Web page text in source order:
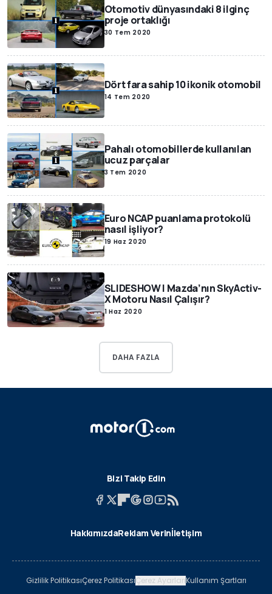
Otomotiv dünyasındaki 8 ilginç
proje ortaklığı
30 Tem 2020
Dört fara sahip 10 ikonik otomobil
14 Tem 2020
Pahalı otomobillerde kullanılan
ucuz parçalar
3 Tem 2020
Euro NCAP puanlama protokolü
nasıl işliyor?
19 Haz 2020
SLIDESHOW | Mazda’nın SkyActiv-
X Motoru Nasıl Çalışır?
1 Haz 2020
DAHA FAZLA
Bizi Takip Edin
HakkımızdaReklam Verinİletişim
Gizlilik PolitikasıÇerez PolitikasıÇerez AyarlarıKullanım Şartları